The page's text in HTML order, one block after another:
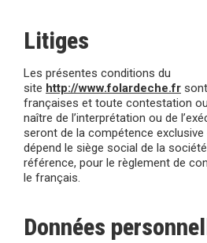
Litiges
Les présentes conditions du
site http://www.folardeche.fr
françaises et toute contestation
naître de l’interprétation ou de
seront de la compétence
dépend le siège social de la
référence, pour le règlement de
le français.
Données